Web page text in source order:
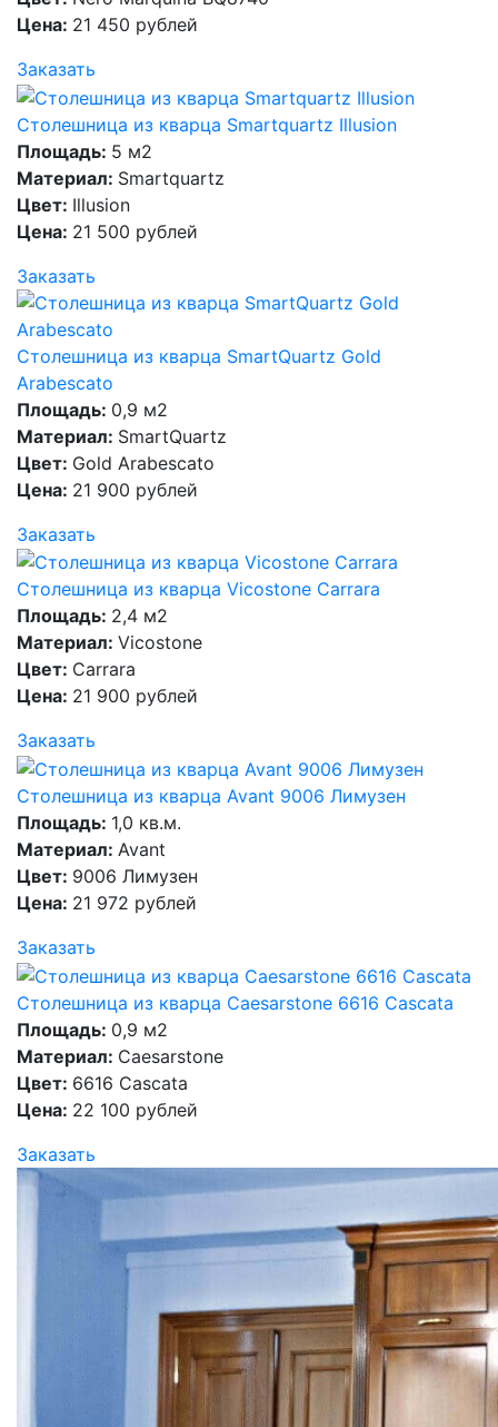
Цена: 21 450 рублей
Заказать
Столешница из кварца Smartquartz Illusion
Площадь: 5 м2
Материал: Smartquartz
Цвет: Illusion
Цена: 21 500 рублей
Заказать
Столешница из кварца SmartQuartz Gold
Arabescato
Площадь: 0,9 м2
Материал: SmartQuartz
Цвет: Gold Arabescato
Цена: 21 900 рублей
Заказать
Столешница из кварца Vicostone Carrara
Площадь: 2,4 м2
Материал: Vicostone
Цвет: Carrara
Цена: 21 900 рублей
Заказать
Столешница из кварца Avant 9006 Лимузен
Площадь: 1,0 кв.м.
Материал: Avant
Цвет: 9006 Лимузен
Цена: 21 972 рублей
Заказать
Столешница из кварца Caesarstone 6616 Cascata
Площадь: 0,9 м2
Материал: Caesarstone
Цвет: 6616 Cascata
Цена: 22 100 рублей
Заказать